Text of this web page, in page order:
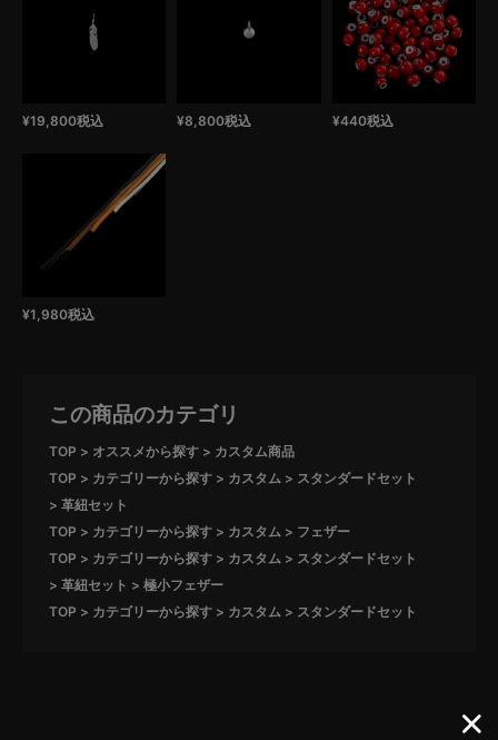
¥19,800税込 ¥8,800税込 ¥440税込
¥1,980税込
この商品のカテゴリ
TOP オススメから探す
カスタム商品
TOP
カテゴリーから探す カスタム
スタンダードセット
革紐セット
TOP
カテゴリーから探す カスタム
フェザー
TOP
カテゴリーから探す カスタム
スタンダードセット
革紐セット
極小フェザー
TOP
カテゴリーから探す カスタム スタンダードセット